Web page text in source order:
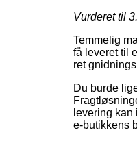
Vurderet til
Temmelig
få leveret til
ret
Du burde
levering
e-butikkens